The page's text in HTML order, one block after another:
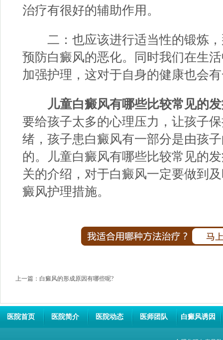
治疗有很好的辅助作用。
二：也应该进行适当性的锻炼，
预防白癜风的恶化。同时我们在生
加强护理，这对于自身的健康也会
儿童白癜风有哪些比较常见的
要给孩子太多的心理压力，让孩子
绪，孩子患白癜风有一部分是由孩
的。儿童白癜风有哪些比较常见的
关的介绍，对于白癜风一定要做到
癜风护理措施。
上一篇： 白癜风的形成原因有哪些呢?
医院首页 医院简介 医院动态 医师团队 白癜风诱因